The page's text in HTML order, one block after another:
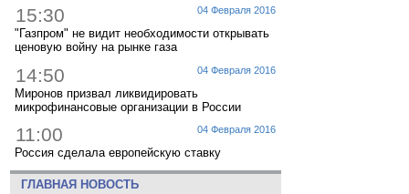
04 Февраля 2016
15:30
"Газпром" не видит необходимости открывать
ценовую войну на рынке газа
04 Февраля 2016
14:50
Миронов призвал ликвидировать
микрофинансовые организации в России
04 Февраля 2016
11:00
Россия сделала европейскую ставку
ГЛАВНАЯ НОВОСТЬ